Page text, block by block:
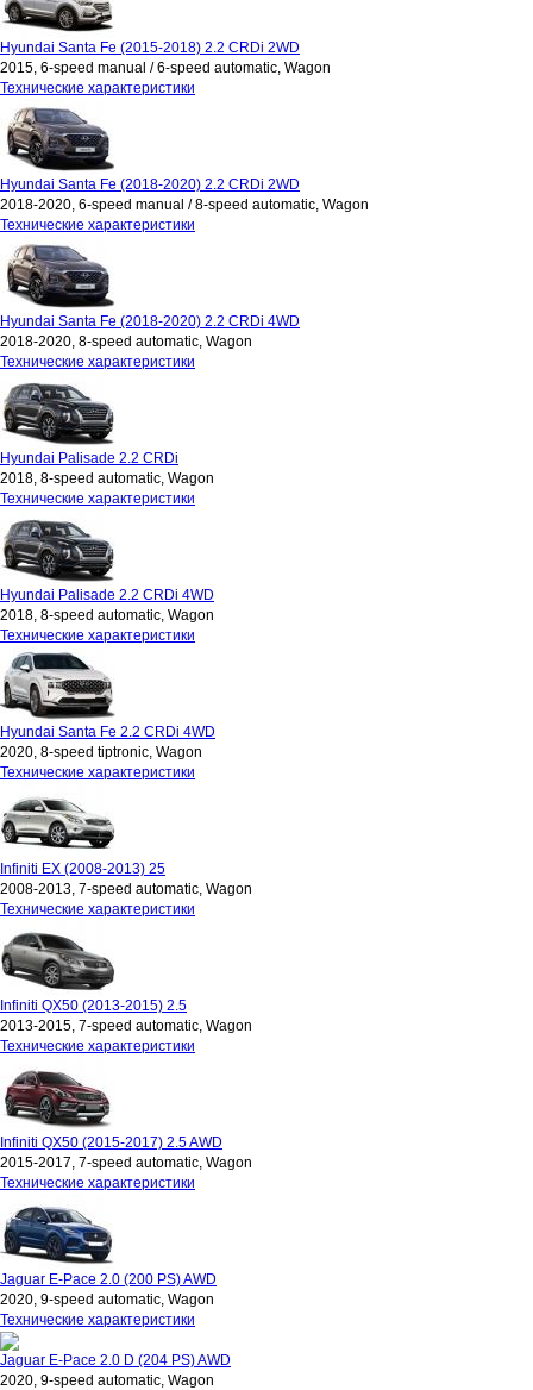
Hyundai Santa Fe (2015-2018) 2.2 CRDi 2WD
2015, 6-speed manual / 6-speed automatic, Wagon
Технические характеристики
Hyundai Santa Fe (2018-2020) 2.2 CRDi 2WD
2018-2020, 6-speed manual / 8-speed automatic, Wagon
Технические характеристики
Hyundai Santa Fe (2018-2020) 2.2 CRDi 4WD
2018-2020, 8-speed automatic, Wagon
Технические характеристики
Hyundai Palisade 2.2 CRDi
2018, 8-speed automatic, Wagon
Технические характеристики
Hyundai Palisade 2.2 CRDi 4WD
2018, 8-speed automatic, Wagon
Технические характеристики
Hyundai Santa Fe 2.2 CRDi 4WD
2020, 8-speed tiptronic, Wagon
Технические характеристики
Infiniti EX (2008-2013) 25
2008-2013, 7-speed automatic, Wagon
Технические характеристики
Infiniti QX50 (2013-2015) 2.5
2013-2015, 7-speed automatic, Wagon
Технические характеристики
Infiniti QX50 (2015-2017) 2.5 AWD
2015-2017, 7-speed automatic, Wagon
Технические характеристики
Jaguar E-Pace 2.0 (200 PS) AWD
2020, 9-speed automatic, Wagon
Технические характеристики
Jaguar E-Pace 2.0 D (204 PS) AWD
2020, 9-speed automatic, Wagon